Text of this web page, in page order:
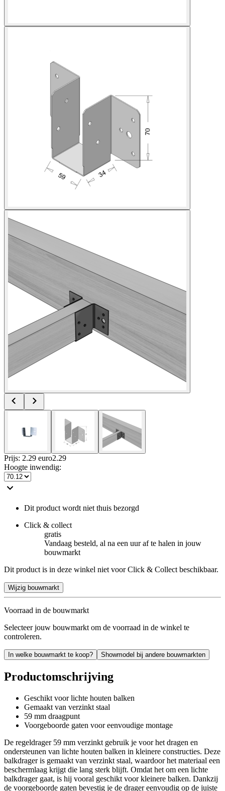
Prijs: 2.29 euro2.29
Hoogte inwendig:
Dit product wordt niet thuis bezorgd
Click & collect
gratis
Vandaag besteld, al na een uur af te halen in jouw
bouwmarkt
Dit product is in deze winkel niet voor Click & Collect beschikbaar.
Wijzig bouwmarkt
Voorraad in de bouwmarkt
Selecteer jouw bouwmarkt om de voorraad in de winkel te
controleren.
In welke bouwmarkt te koop? Showmodel bij andere bouwmarkten
Productomschrijving
Geschikt voor lichte houten balken
Gemaakt van verzinkt staal
59 mm draagpunt
Voorgeboorde gaten voor eenvoudige montage
De regeldrager 59 mm verzinkt gebruik je voor het dragen en
ondersteunen van lichte houten balken in kleinere constructies. Deze
balkdrager is gemaakt van verzinkt staal, waardoor het materiaal een
beschermlaag krijgt die lang sterk blijft. Omdat het om een lichte
balkdrager gaat, is hij vooral geschikt voor kleinere balken. Dankzij
de voorgeboorde gaten bevestig je de drager eenvoudig op de juiste